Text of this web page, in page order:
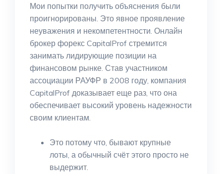
Мои попытки получить объяснения были
проигнорированы. Это явное проявление
неуважения и некомпетентности. Онлайн
брокер форекс CapitalProf стремится
занимать лидирующие позиции на
финансовом рынке. Став участником
ассоциации РАУФР в 2008 году, компания
CapitalProf доказывает еще раз, что она
обеспечивает высокий уровень надежности
своим клиентам.
Это потому что, бывают крупные
лоты, а обычный счёт этого просто не
выдержит.